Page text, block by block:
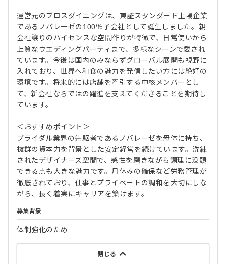
運営元のブロスダイニングは、東証スタンダード上場企業
であるノバレーゼの100％子会社として誕生しました。親
会社譲りのハイセンスな空間作りが特徴で、日常使いから
上質なウエディングパーティまで、多様なシーンで愛され
ています。今後は国内のみならずグローバル展開も視野に
入れており、世界へ和食の魅力を発信したい方には絶好の
環境です。将来的には店舗を牽引する中核メンバーとし
て、新会社ならではの躍進を支えてくださることを期待し
ています。
＜おすすめポイント＞
ブライダル業界の先駆者であるノバレーゼを母体に持ち、
抜群の資本力を背景とした安定経営を続けています。洗練
されたデザイナーズ空間で、感性を磨きながら調理に没頭
できる点も大きな魅力です。月休みの確保など労務管理が
徹底されており、仕事とプライベートの調和を大切にしな
がら、長く着実にキャリアを築けます。
募集背景
体制強化のため
閉じる